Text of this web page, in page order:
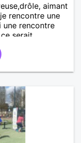
aimant
rencontre une
une rencontre
serait